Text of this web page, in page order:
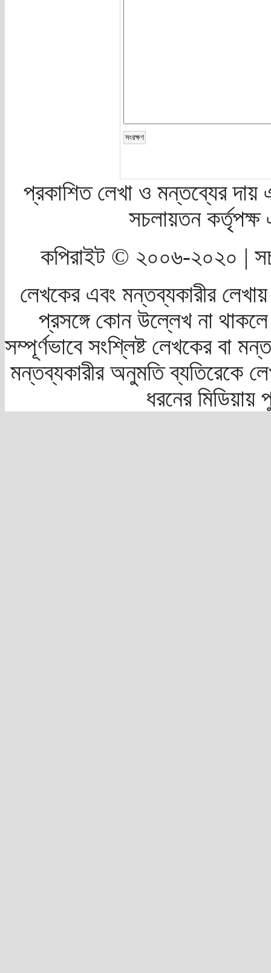
প্রকাশিত লেখা ও মন্তব্যের দায়
সচলায়তন
কপিরাইট © ২০০৬-২০২০ |
লেখকের এবং মন্তব্যকারীর
প্রসঙ্গে কোন উল্লেখ না
সম্পূর্ণভাবে সংশ্লিষ্ট লেখকের বা
মন্তব্যকারীর অনুমতি ব্যতিরেকে
ধরনের মিডিয়ায়